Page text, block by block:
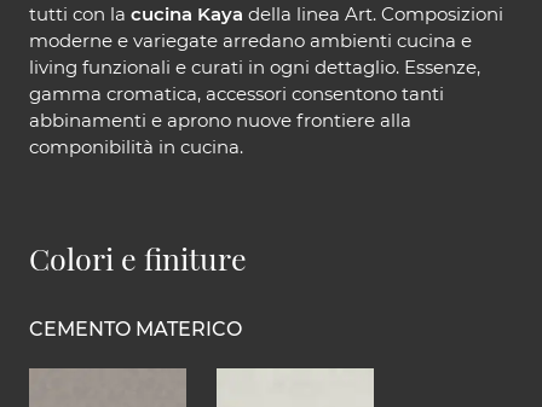
tutti con la cucina Kaya della linea Art. Composizioni
moderne e variegate arredano ambienti cucina e
living funzionali e curati in ogni dettaglio. Essenze,
gamma cromatica, accessori consentono tanti
abbinamenti e aprono nuove frontiere alla
componibilità in cucina.
Colori e finiture
CEMENTO MATERICO